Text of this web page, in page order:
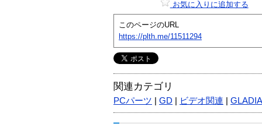
お気に入りに追加する
このページのURL
https://plth.me/11511294
関連カテゴリ
PCパーツ GD ビデオ関連